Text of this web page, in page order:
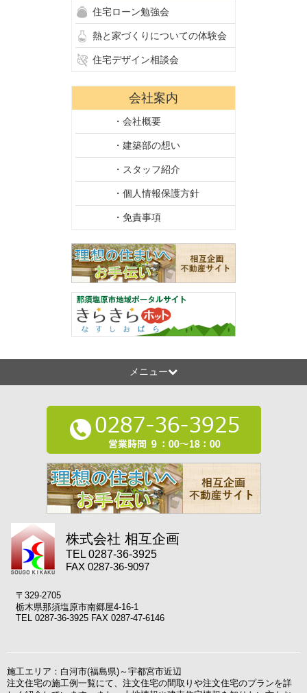
住宅ローン勉強会
熱と家づくりについての体験会
住宅デザイン相談会
会社案内
・会社概要
・建築部の想い
・スタッフ紹介
・個人情報保護方針
・免責事項
メニュー
株式会社 相互企画
TEL 0287-36-3925
FAX 0287-36-9097
〒329-2705
栃木県那須塩原市南郷屋4-16-1
TEL 0287-36-3925 FAX 0287-47-6146
施工エリア：白河市(福島県)～宇都宮市近辺
注文住宅の施工例一覧にて、注文住宅の間取りや注文住宅のプランを詳